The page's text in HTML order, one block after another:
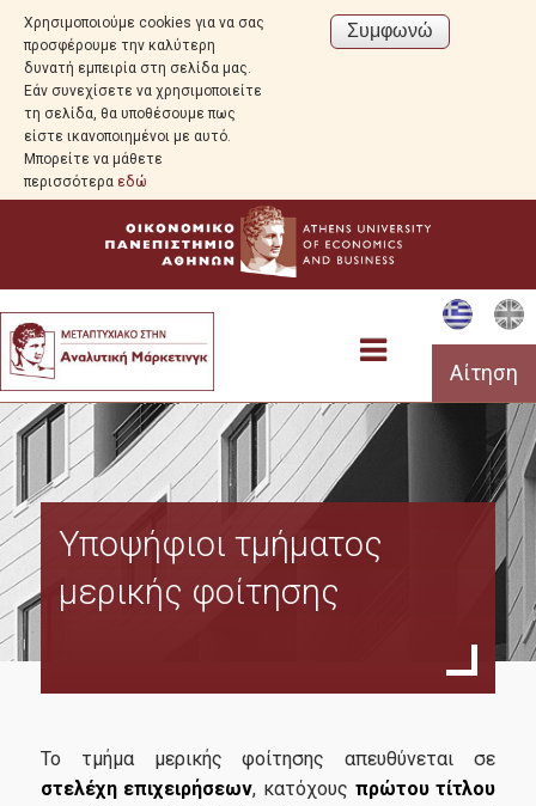
Χρησιμοποιούμε cookies για να σας
προσφέρουμε την καλύτερη
δυνατή εμπειρία στη σελίδα μας.
Εάν συνεχίσετε να χρησιμοποιείτε
τη σελίδα, θα υποθέσουμε πως
είστε ικανοποιημένοι με αυτό.
Μπορείτε να μάθετε
περισσότερα εδώ
Αίτηση
Προεπισκόπηση
Σκοπός
Πρόγραμμα Σπουδών
Κανονισμός Ηλεκτρονικής Μάθησης
Υποψήφιοι τμήματος
μερικής φοίτησης
Το τμήμα μερικής φοίτησης απευθύνεται σε
στελέχη επιχειρήσεων, κατόχους πρώτου τίτλου